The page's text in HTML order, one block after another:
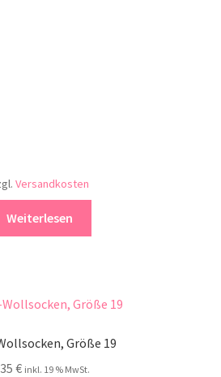
Versandkosten
Weiterlesen
Größe 19
€ inkl. 19 % MwSt.